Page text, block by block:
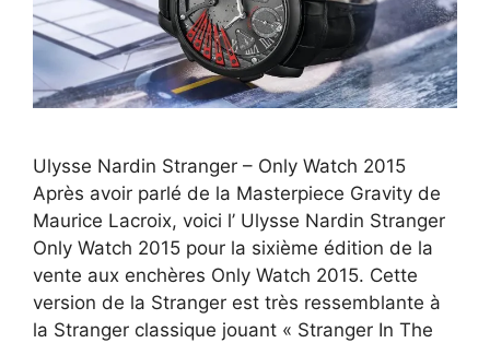
Ulysse Nardin Stranger – Only Watch 2015
Après avoir parlé de la Masterpiece Gravity de
Maurice Lacroix, voici l’ Ulysse Nardin Stranger
Only Watch 2015 pour la sixième édition de la
vente aux enchères Only Watch 2015. Cette
version de la Stranger est très ressemblante à
la Stranger classique jouant « Stranger In The